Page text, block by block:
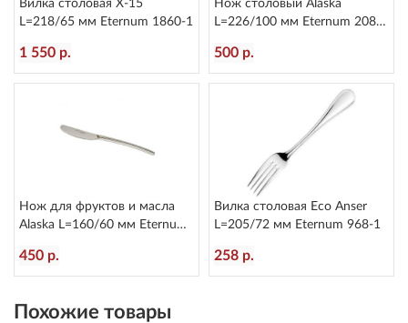
Вилка столовая X-15
L=218/65 мм Eternum 1860-1
1 550 р.
Нож столовый Alaska
L=226/100 мм Eternum 2080-
500 р.
Нож для фруктов и масла
Alaska L=160/60 мм Eternum
450 р.
Вилка столовая Eco Anser
L=205/72 мм Eternum 968-1
258 р.
Похожие товары